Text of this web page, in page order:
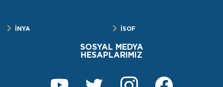
İNYA İSOF
SOSYAL MEDYA
HESAPLARIMIZ